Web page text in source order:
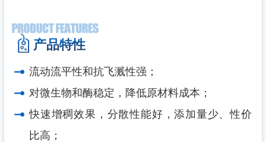
产品特性
流动流平性和抗飞溅性强；
对微生物和酶稳定，降低原材料成本；
快速增稠效果，分散性能好，添加量少、性价
比高；